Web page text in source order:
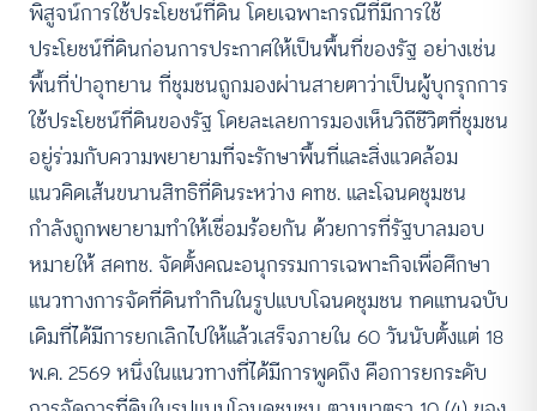
พิสูจน์การใช้ประโยชน์ที่ดิน โดยเฉพาะกรณีที่มีการใช้
ประโยชน์ที่ดินก่อนการประกาศให้เป็นพื้นที่ของรัฐ อย่างเช่น
พื้นที่ป่าอุทยาน ที่ชุมชนถูกมองผ่านสายตาว่าเป็นผู้บุกรุกการ
ใช้ประโยชน์ที่ดินของรัฐ โดยละเลยการมองเห็นวิถีชีวิตที่ชุมชน
อยู่ร่วมกับความพยายามที่จะรักษาพื้นที่และสิ่งแวดล้อม
แนวคิดเส้นขนานสิทธิที่ดินระหว่าง คทช. และโฉนดชุมชน
กำลังถูกพยายามทำให้เชื่อมร้อยกัน ด้วยการที่รัฐบาลมอบ
หมายให้ สคทช. จัดตั้งคณะอนุกรรมการเฉพาะกิจเพื่อศึกษา
แนวทางการจัดที่ดินทำกินในรูปแบบโฉนดชุมชน ทดแทนฉบับ
เดิมที่ได้มีการยกเลิกไปให้แล้วเสร็จภายใน 60 วันนับตั้งแต่ 18
พ.ค. 2569 หนึ่งในแนวทางที่ได้มีการพูดถึง คือการยกระดับ